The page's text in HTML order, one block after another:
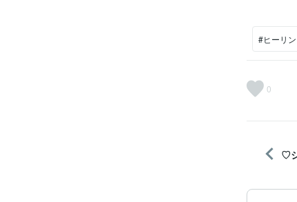
#ヒーリ
0
♡